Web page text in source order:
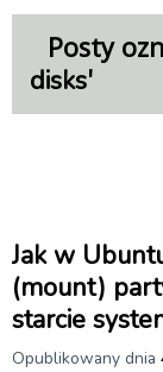
Posty
disks'
Jak w
(mount)
starcie
Opublikowany dnia